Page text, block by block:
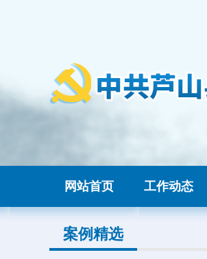
网站首页 工作动态
案例精选